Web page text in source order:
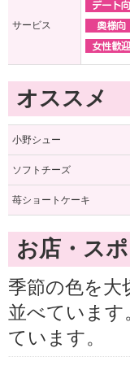
サービス
オススメ
小野シュー
ソフトチーズ
苺ショートケーキ
お店・ス
季節の色を大
並べていま
ています。